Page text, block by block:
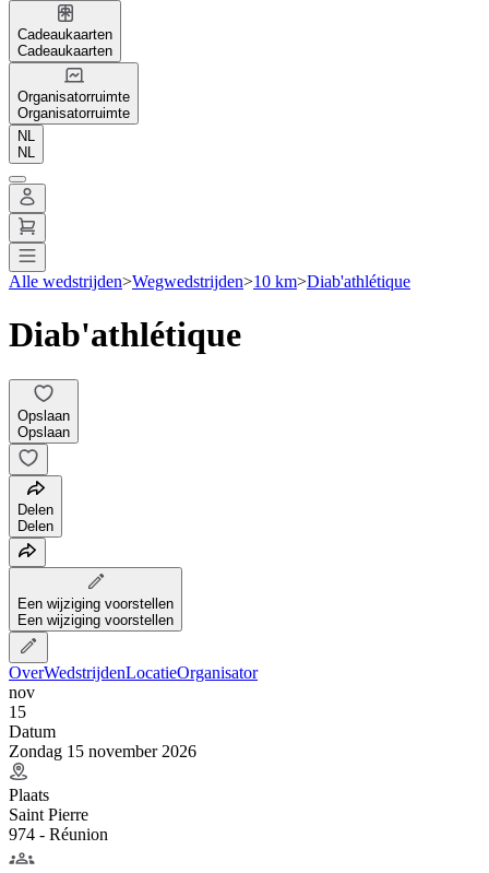
Cadeaukaarten
Cadeaukaarten
Organisatorruimte
Organisatorruimte
NL
NL
Alle wedstrijden>Wegwedstrijden>10 km>Diab'athlétique
Diab'athlétique
Opslaan
Opslaan
Delen
Delen
Een wijziging voorstellen
Een wijziging voorstellen
OverWedstrijdenLocatieOrganisator
nov
15
Datum
Zondag 15 november 2026
Plaats
Saint Pierre
974 - Réunion